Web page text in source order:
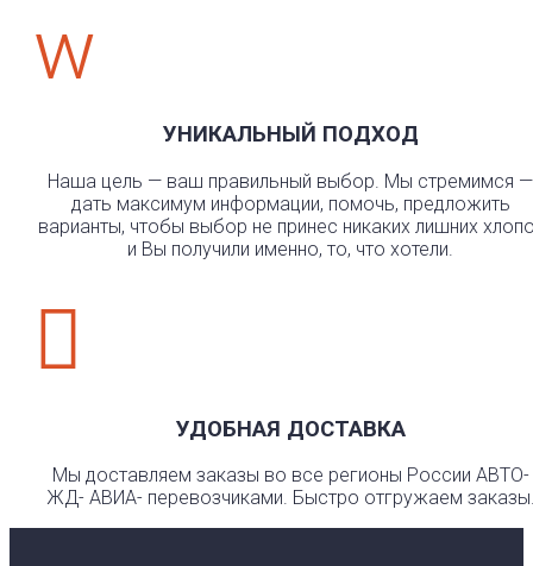
w
УНИКАЛЬНЫЙ ПОДХОД
Наша цель — ваш правильный выбор. Мы стремимся —
дать максимум информации, помочь, предложить
варианты, чтобы выбор не принес никаких лишних
и Вы получили именно, то, что хотели.

УДОБНАЯ ДОСТАВКА
Мы доставляем заказы во все регионы России АВТО-
ЖД- АВИА- перевозчиками. Быстро отгружаем